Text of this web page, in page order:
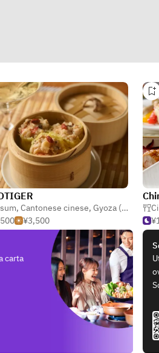
, Cantonese cinese, Gyoza (potstickers)
¥3,500
carta